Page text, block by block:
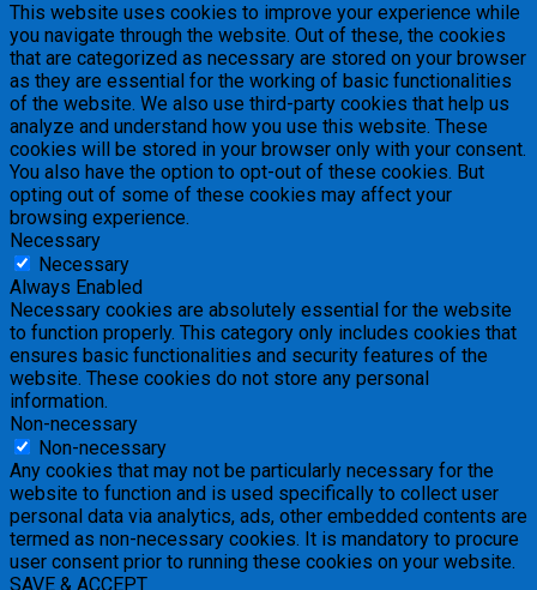
This website uses cookies to improve your experience while
you navigate through the website. Out of these, the cookies
that are categorized as necessary are stored on your browser
as they are essential for the working of basic functionalities
of the website. We also use third-party cookies that help us
analyze and understand how you use this website. These
cookies will be stored in your browser only with your consent.
You also have the option to opt-out of these cookies. But
opting out of some of these cookies may affect your
browsing experience.
Necessary
Necessary
Always Enabled
Necessary cookies are absolutely essential for the website
to function properly. This category only includes cookies that
ensures basic functionalities and security features of the
website. These cookies do not store any personal
information.
Non-necessary
Non-necessary
Any cookies that may not be particularly necessary for the
website to function and is used specifically to collect user
personal data via analytics, ads, other embedded contents are
termed as non-necessary cookies. It is mandatory to procure
user consent prior to running these cookies on your website.
SAVE & ACCEPT